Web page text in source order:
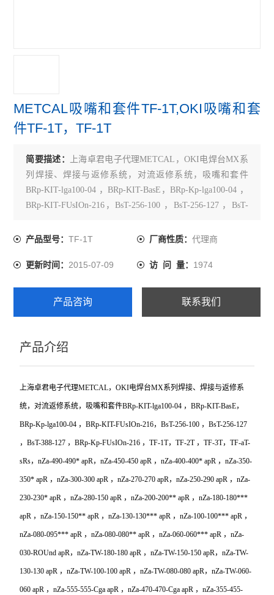
METCAL吸嘴和套件TF-1T,OKI吸嘴和套
件TF-1T，TF-1T
简要描述：
上海卓君电子代理METCAL，OKI电焊台MX系
列焊接、焊接与返修系统，对流返修系统，吸嘴和套件
BRp-KIT-lga100-04 ，BRp-KIT-BasE，BRp-Kp-lga100-04 ，
BRp-KIT-FUsIOn-216，BsT-256-100 ，BsT-256-127 ，BsT-
3T，TF-aT-
产品型号：TF-1T 厂商性质： 代理商
更新时间：2015-07-09 访 问 量： 1974
产品咨询 联系我们
产品介绍
上海卓君电子代理METCAL，OKI电焊台MX系列焊接、焊接与返修系
统，对流返修系统，吸嘴和套件BRp-KIT-lga100-04 ，BRp-KIT-BasE，
BRp-Kp-lga100-04 ，BRp-KIT-FUsIOn-216，BsT-256-100 ，BsT-256-127
，BsT-388-127 ，BRp-Kp-FUsIOn-216 ，TF-1T，TF-2T ，TF-3T，TF-aT-
sRs，nZa-490-490* apR，nZa-450-450 apR ，nZa-400-400* apR ，nZa-350-
350* apR ，nZa-300-300 apR ，nZa-270-270 apR，nZa-250-290 apR ，nZa-
230-230* apR ，nZa-280-150 apR ，nZa-200-200** apR ，nZa-180-180***
apR ，nZa-150-150** apR ，nZa-130-130*** apR ，nZa-100-100*** apR ，
nZa-080-095*** apR ，nZa-080-080** apR ，nZa-060-060*** apR ，nZa-
030-ROUnd apR，nZa-TW-180-180 apR ，nZa-TW-150-150 apR，nZa-TW-
130-130 apR ，nZa-TW-100-100 apR ，nZa-TW-080-080 apR，nZa-TW-060-
060 apR ，nZa-555-555-Cga apR ，nZa-470-470-Cga apR ，nZa-355-455-